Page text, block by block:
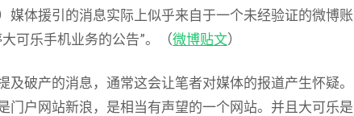
媒体援引的消息实际上似乎来自于一个未经验证的微博账
可乐手机业务的公告”。（微博贴文）
及破产的消息，通常这会让笔者对媒体的报道产生怀疑。
门户网站新浪，是相当有声望的一个网站。并且大可乐是